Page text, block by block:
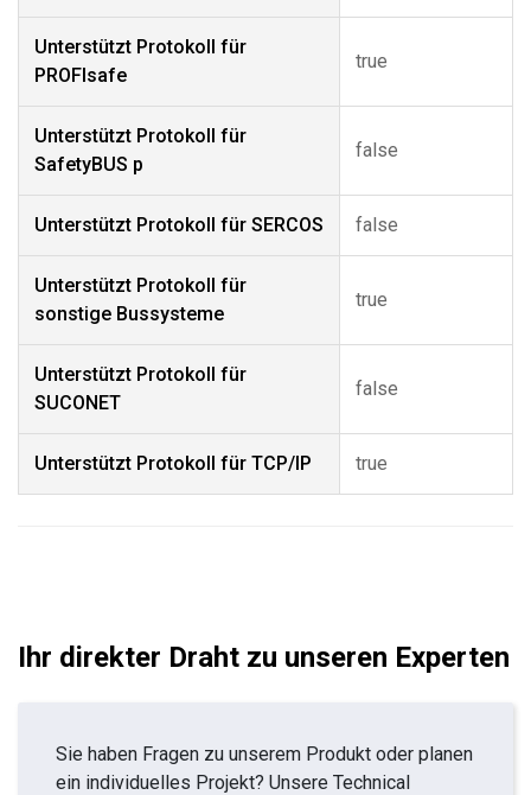
Unterstützt Protokoll für
PROFIsafe
true
Unterstützt Protokoll für
SafetyBUS p
false
Unterstützt Protokoll für SERCOS false
Unterstützt Protokoll für
sonstige Bussysteme
true
Unterstützt Protokoll für
SUCONET
false
Unterstützt Protokoll für TCP/IP true
Ihr direkter Draht zu unseren Experten
Sie haben Fragen zu unserem Produkt oder planen
ein individuelles Projekt? Unsere Technical